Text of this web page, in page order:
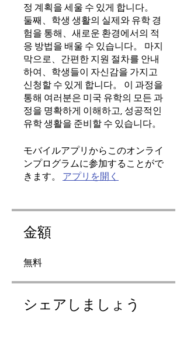
정 계획을 세울 수 있게 합니다。
둘째、학생 생활의 실제와 유학 경
험을 통해、새로운 환경에서의 적
응 방법을 배울 수 있습니다。 마지
막으로、간편한 지원 절차를 안내
하여、학생들이 자신감을 가지고
신청할 수 있게 합니다。 이 과정을
통해 여러분은 미국 유학의 모든 과
정을 명확하게 이해하고, 성공적인
유학 생활을 준비할 수 있습니다。
モバイルアプリからこのオンライ
ンプログラムに参加することがで
きます。
アプリを開く
金額
無料
シェアしましょう